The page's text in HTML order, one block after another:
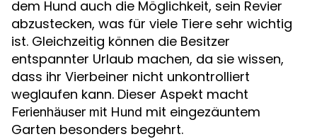
dem Hund auch die Möglichkeit, sein Revier
abzustecken, was für viele Tiere sehr wichtig
ist. Gleichzeitig können die Besitzer
entspannter Urlaub machen, da sie wissen,
dass ihr Vierbeiner nicht unkontrolliert
weglaufen kann. Dieser Aspekt macht
Ferienhäuser mit Hund mit eingezäuntem
Garten besonders begehrt.